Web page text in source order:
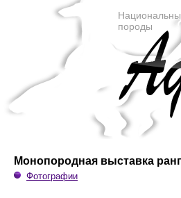
породы
Монопородная выставка
Фотографии